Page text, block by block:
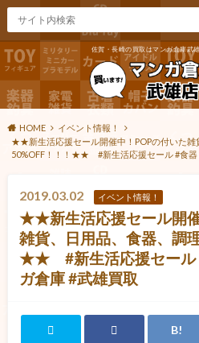
佐賀・長崎の買取はマンガ倉庫武
HOME
イベント情報！
★★新生活応援セール開催中！POPの付いた雑
50%OFF！！！★★ #新生活応援セール #食器
2019.03.02 イベント情報！
★★新生活応援セール開
雑貨、日用品、食器、調
★★ #新生活応援セール
ガ倉庫 #武雄買取